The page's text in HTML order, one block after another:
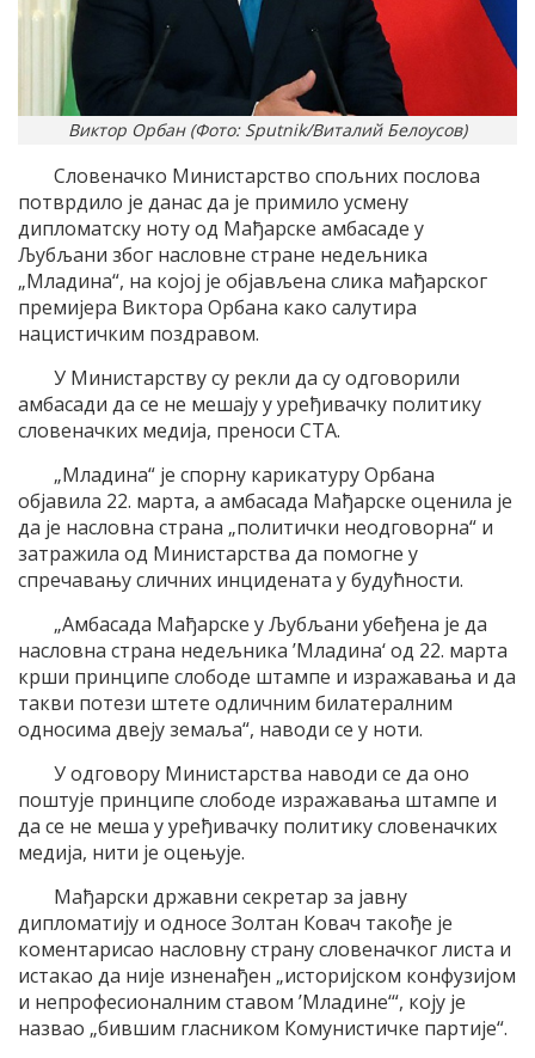
Виктор Орбан (Фото: Sputnik/Виталий Белоусов)
Словеначко Министарство спољних послова
потврдило је данас да је примило усмену
дипломатску ноту од Мађарске амбасаде у
Љубљани због насловне стране недељника
„Младина“, на којој је објављена слика мађарског
премијера Виктора Орбана како салутира
нацистичким поздравом.
У Министарству су рекли да су одговорили
амбасади да се не мешају у уређивачку политику
словеначких медија, преноси СТА.
„Младина“ је спорну карикатуру Орбана
објавила 22. марта, а амбасада Мађарске оценила је
да је насловна страна „политички неодговорна“ и
затражила од Министарства да помогне у
спречавању сличних инцидената у будућности.
„Амбасада Мађарске у Љубљани убеђена је да
насловна страна недељника ’Младина‘ од 22. марта
крши принципе слободе штампе и изражавања и да
такви потези штете одличним билатералним
односима двеју земаља“, наводи се у ноти.
У одговору Министарства наводи се да оно
поштује принципе слободе изражавања штампе и
да се не меша у уређивачку политику словеначких
медија, нити је оцењује.
Мађарски државни секретар за јавну
дипломатију и односе Золтан Ковач такође је
коментарисао насловну страну словеначког листа и
истакао да није изненађен „историјском конфузијом
и непрофесионалним ставом ’Младине‘“, коју је
назвао „бившим гласником Комунистичке партије“.